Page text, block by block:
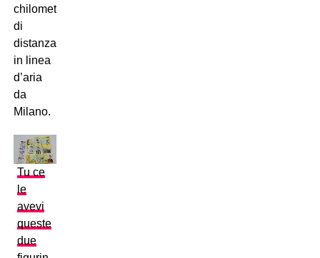
chilometri
di
distanza
in linea
d’aria
da
Milano.
Tu ce
le
avevi
queste
due